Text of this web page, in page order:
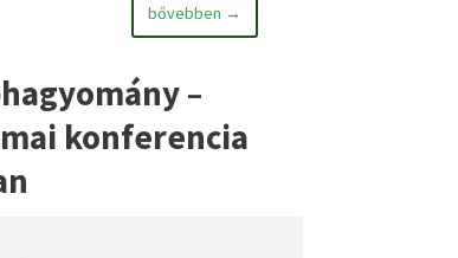
bővebben →
–
konferencia